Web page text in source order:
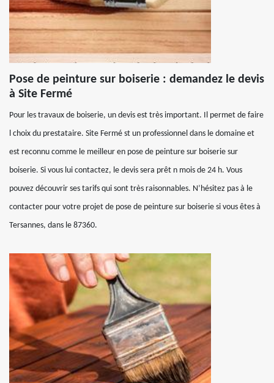
Pose de peinture sur boiserie : demandez le devis
à Site Fermé
Pour les travaux de boiserie, un devis est très important. Il permet de faire
l choix du prestataire. Site Fermé st un professionnel dans le domaine et
est reconnu comme le meilleur en pose de peinture sur boiserie sur
boiserie. Si vous lui contactez, le devis sera prêt n mois de 24 h. Vous
pouvez découvrir ses tarifs qui sont très raisonnables. N’hésitez pas à le
contacter pour votre projet de pose de peinture sur boiserie si vous êtes à
Tersannes, dans le 87360.